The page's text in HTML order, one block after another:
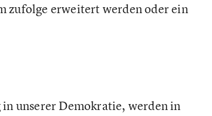
zufolge erweitert werden oder ein
unserer Demokratie, werden in